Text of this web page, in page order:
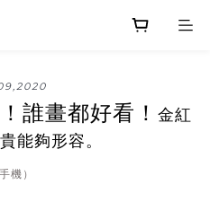
誰畫都好看！ 金紅
能夠形容。
機）